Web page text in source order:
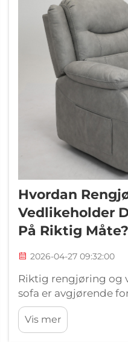
Hvordan
Vedlikeholder
På Riktig Måte?
2026-04-27 09:32:00
Riktig rengjøring og
sofa er avgjørende
utseendet og
med bruk. En lense
betydelig
Vis mer